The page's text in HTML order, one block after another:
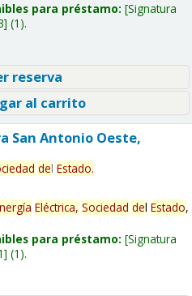
para préstamo: Signatura
(1).
reserva
al carrito
San Antonio Oeste,
del Estado.
Eléctrica, Sociedad del Estado,
para préstamo: Signatura
(1).